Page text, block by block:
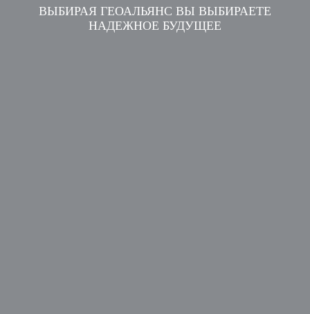
ВЫБИРАЯ ГЕОАЛЬЯНС ВЫ ВЫБИРАЕТЕ
НАДЕЖНОЕ БУДУЩЕЕ